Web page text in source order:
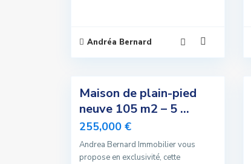
Andréa Bernard
11
Maison de plain-pied
neuve 105 m2 – 5 ...
255,000 €
Andrea Bernard Immobilier vous
propose en exclusivité, cette